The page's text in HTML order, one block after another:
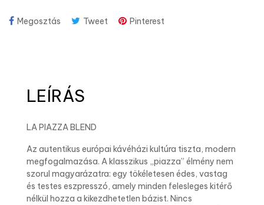
Megosztás Tweet Pinterest
LEÍRÁS
LA PIAZZA BLEND
Az autentikus európai kávéházi kultúra tiszta, modern
megfogalmazása. A klasszikus „piazza” élmény nem
szorul magyarázatra: egy tökéletesen édes, vastag
és testes eszpresszó, amely minden felesleges kitérő
nélkül hozza a kikezdhetetlen bázist. Nincs